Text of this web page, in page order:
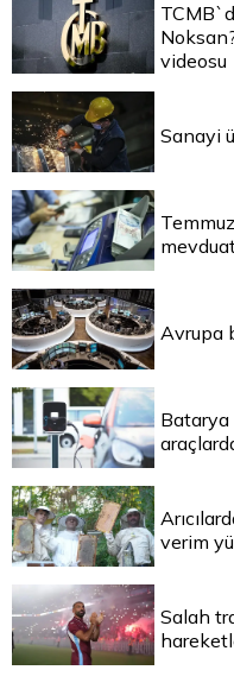
videosu
Sanayi
Avrupa
Batarya
verim
Salah